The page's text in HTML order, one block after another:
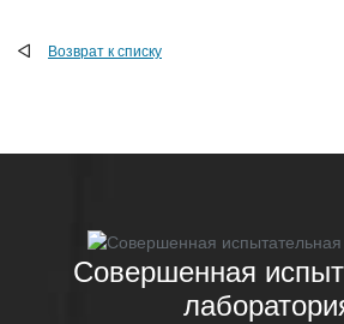
Возврат к списку
Совершенная